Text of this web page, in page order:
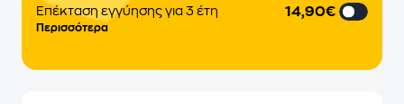
Επέκταση εγγύησης για 3 έτη
Περισσότερα
14,90€